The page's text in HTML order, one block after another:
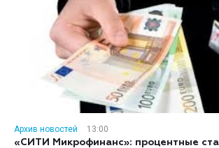
Архив новостей
13:00
«СИТИ Микрофинанс»: процентные